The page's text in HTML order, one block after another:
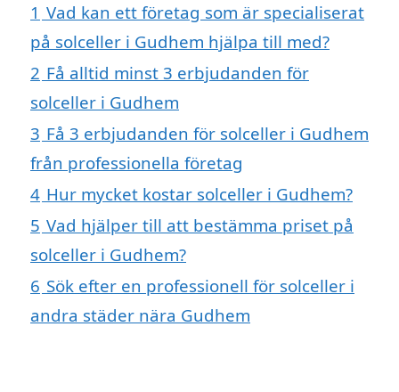
1 Vad kan ett företag som är specialiserat
på solceller i Gudhem hjälpa till med?
2 Få alltid minst 3 erbjudanden för
solceller i Gudhem
3 Få 3 erbjudanden för solceller i Gudhem
från professionella företag
4 Hur mycket kostar solceller i Gudhem?
5 Vad hjälper till att bestämma priset på
solceller i Gudhem?
6 Sök efter en professionell för solceller i
andra städer nära Gudhem